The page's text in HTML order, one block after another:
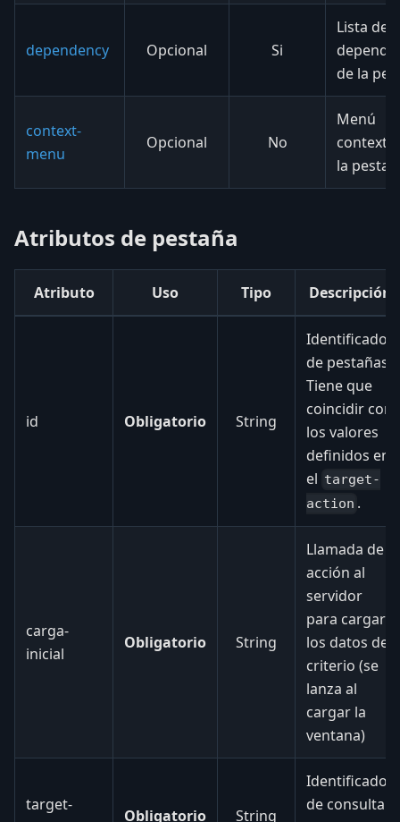
dependency Opcional Si
Lista de
de la
context-
menu
Opcional No
Menú
la
Atributos de pestaña
Atributo Uso Tipo Descripción
id Obligatorio String
Identificador
de pestañas.
Tiene que
coincidir con
los valores
definidos en
el target-
action .
carga-
inicial
Obligatorio String
Llamada de
acción al
servidor
para cargar
los datos de
criterio (se
lanza al
cargar la
ventana)
target-
Obligatorio String
Identificador
de consulta